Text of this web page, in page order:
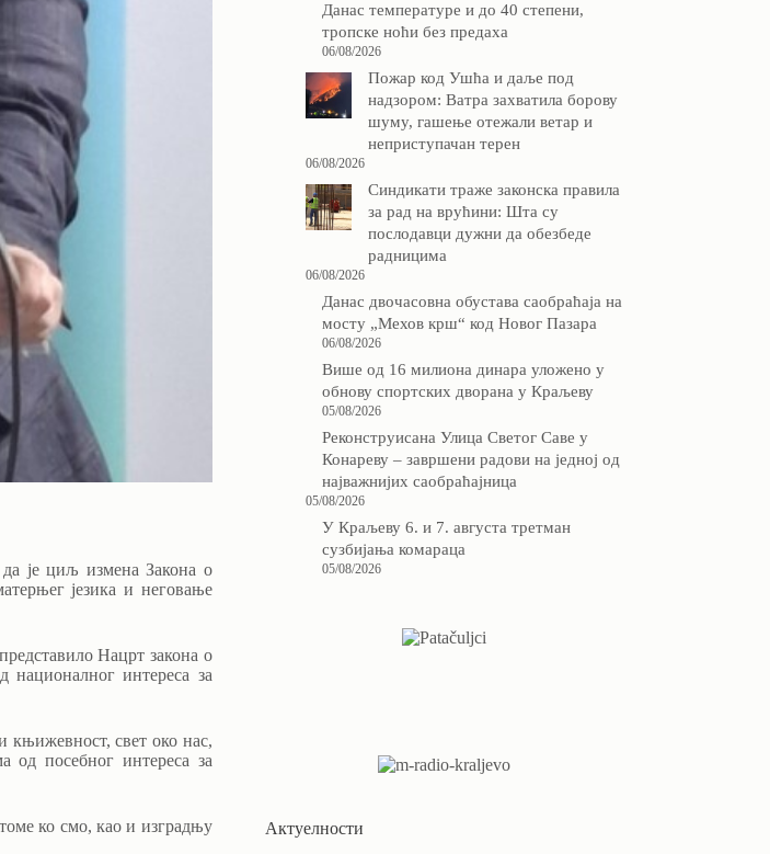
је циљ измена Закона о
језика и неговање
Нацрт закона о
интереса за
књижевност, свет око нас,
од посебног интереса за
ко смо, као и изградњу
Данас температуре и до 40 степени,
тропске ноћи без предаха
06/08/2026
Пожар код Ушћа и даље под
надзором: Ватра захватила борову
шуму, гашење отежали ветар и
неприступачан терен
06/08/2026
Синдикати траже законска правила
за рад на врућини: Шта су
послодавци дужни да обезбеде
радницима
06/08/2026
Данас двочасовна обустава саобраћаја на
мосту „Мехов крш“ код Новог Пазара
06/08/2026
Више од 16 милиона динара уложено у
обнову спортских дворана у Краљеву
05/08/2026
Реконструисана Улица Светог Саве у
Конареву – завршени радови на једној од
најважнијих саобраћајница
05/08/2026
У Краљеву 6. и 7. августа третман
сузбијања комараца
05/08/2026
Актуелности